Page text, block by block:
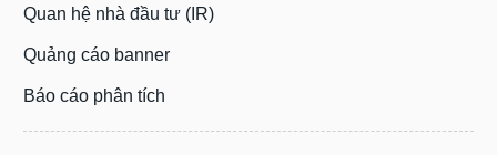
Quan hệ nhà đầu tư (IR)
Quảng cáo banner
Báo cáo phân tích